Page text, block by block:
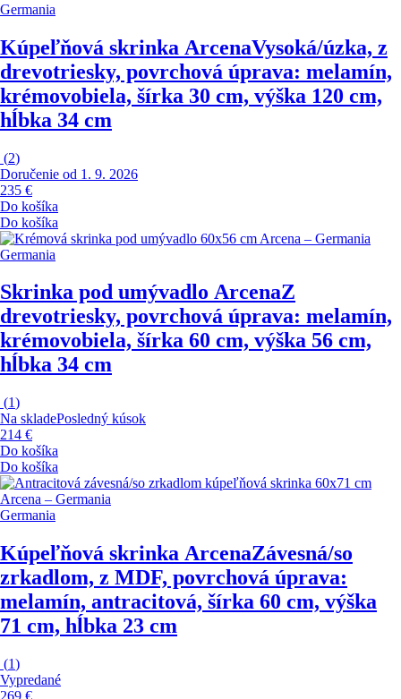
Germania
Kúpeľňová skrinka ArcenaVysoká/úzka, z
drevotriesky, povrchová úprava: melamín,
krémovobiela, šírka 30 cm, výška 120 cm,
hĺbka 34 cm
(2)
Doručenie od 1. 9. 2026
235 €
Do košíka
Do košíka
Germania
Skrinka pod umývadlo ArcenaZ
drevotriesky, povrchová úprava: melamín,
krémovobiela, šírka 60 cm, výška 56 cm,
hĺbka 34 cm
(1)
Na skladePosledný kúsok
214 €
Do košíka
Do košíka
Germania
Kúpeľňová skrinka ArcenaZávesná/so
zrkadlom, z MDF, povrchová úprava:
melamín, antracitová, šírka 60 cm, výška
71 cm, hĺbka 23 cm
(1)
Vypredané